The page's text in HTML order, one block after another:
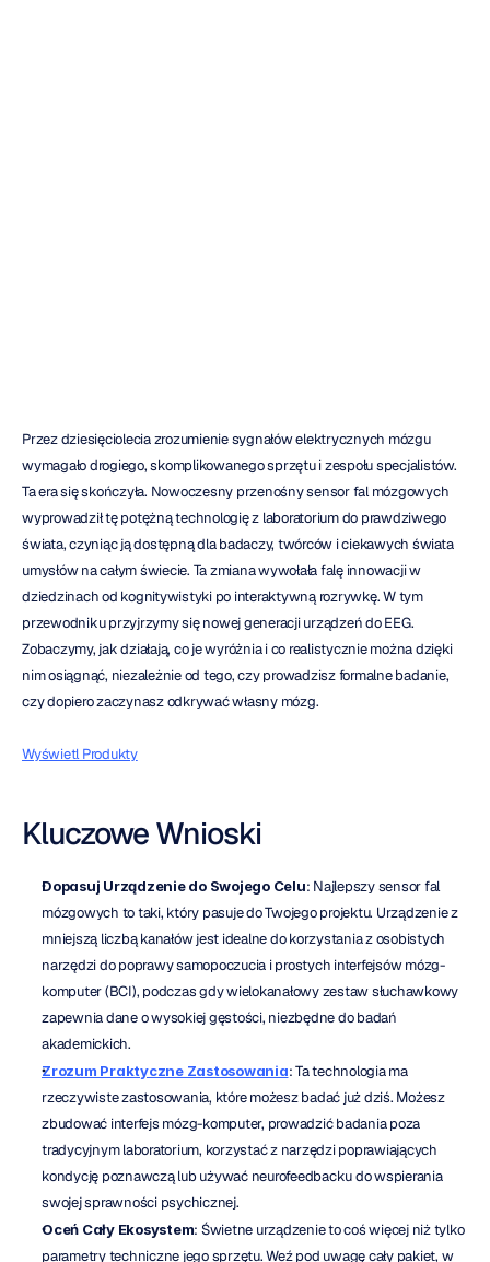
Przez dziesięciolecia zrozumienie sygnałów elektrycznych mózgu
wymagało drogiego, skomplikowanego sprzętu i zespołu specjalistów.
Ta era się skończyła. Nowoczesny przenośny sensor fal mózgowych
wyprowadził tę potężną technologię z laboratorium do prawdziwego
świata, czyniąc ją dostępną dla badaczy, twórców i ciekawych świata
umysłów na całym świecie. Ta zmiana wywołała falę innowacji w
dziedzinach od kognitywistyki po interaktywną rozrywkę. W tym
przewodniku przyjrzymy się nowej generacji urządzeń do EEG.
Zobaczymy, jak działają, co je wyróżnia i co realistycznie można dzięki
nim osiągnąć, niezależnie od tego, czy prowadzisz formalne badanie,
czy dopiero zaczynasz odkrywać własny mózg.
Wyświetl Produkty
Kluczowe Wnioski
Dopasuj Urządzenie do Swojego Celu: Najlepszy sensor fal
mózgowych to taki, który pasuje do Twojego projektu. Urządzenie z
mniejszą liczbą kanałów jest idealne do korzystania z osobistych
narzędzi do poprawy samopoczucia i prostych interfejsów mózg-
komputer (BCI), podczas gdy wielokanałowy zestaw słuchawkowy
zapewnia dane o wysokiej gęstości, niezbędne do badań
akademickich.
Zrozum Praktyczne Zastosowania: Ta technologia ma
rzeczywiste zastosowania, które możesz badać już dziś. Możesz
zbudować interfejs mózg-komputer, prowadzić badania poza
tradycyjnym laboratorium, korzystać z narzędzi poprawiających
kondycję poznawczą lub używać neurofeedbacku do wspierania
swojej sprawności psychicznej.
Oceń Cały Ekosystem: Świetne urządzenie to coś więcej niż tylko
parametry techniczne jego sprzętu. Weź pod uwagę cały pakiet, w